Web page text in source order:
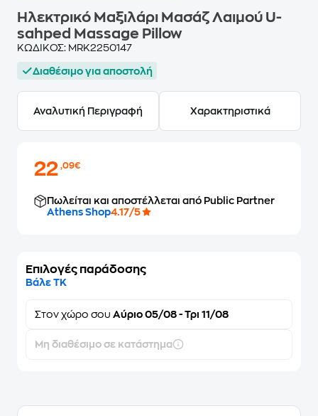
Ηλεκτρικό Μαξιλάρι Μασάζ Λαιμού U-
sahped Massage Pillow
ΚΩΔΙΚΟΣ: MRK2250147
Διαθέσιμο για αποστολή
Αναλυτική Περιγραφή Χαρακτηριστικά
22,09€
Πωλείται και αποστέλλεται από Public Partner
Athens Shop4.17/5
Επιλογές παράδοσης
Βάλε ΤΚ
Στον χώρο σου Αύριο 05/08 - Τρι 11/08
Μη διαθέσιμο σε κατάστημα